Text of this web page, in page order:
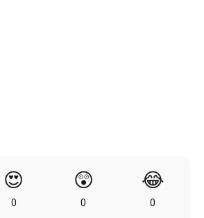
😍
0
😲
0
😂
0